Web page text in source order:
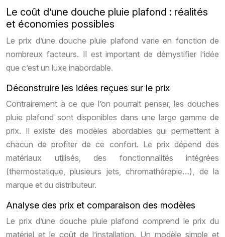
Le coût d’une douche pluie plafond : réalités
et économies possibles
Le prix d’une douche pluie plafond varie en fonction de
nombreux facteurs. Il est important de démystifier l’idée
que c’est un luxe inabordable.
Déconstruire les idées reçues sur le prix
Contrairement à ce que l’on pourrait penser, les douches
pluie plafond sont disponibles dans une large gamme de
prix. Il existe des modèles abordables qui permettent à
chacun de profiter de ce confort. Le prix dépend des
matériaux utilisés, des fonctionnalités intégrées
(thermostatique, plusieurs jets, chromathérapie…), de la
marque et du distributeur.
Analyse des prix et comparaison des modèles
Le prix d’une douche pluie plafond comprend le prix du
matériel et le coût de l’installation. Un modèle simple et